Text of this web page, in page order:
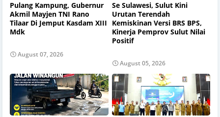
Pulang Kampung, Gubernur
Akmil Mayjen TNI Rano
Tilaar Di Jemput Kasdam XIII
Mdk
August 07, 2026
Se Sulawesi, Sulut Kini
Urutan Terendah
Kemiskinan Versi BRS BPS,
Kinerja Pemprov Sulut Nilai
Positif
August 05, 2026